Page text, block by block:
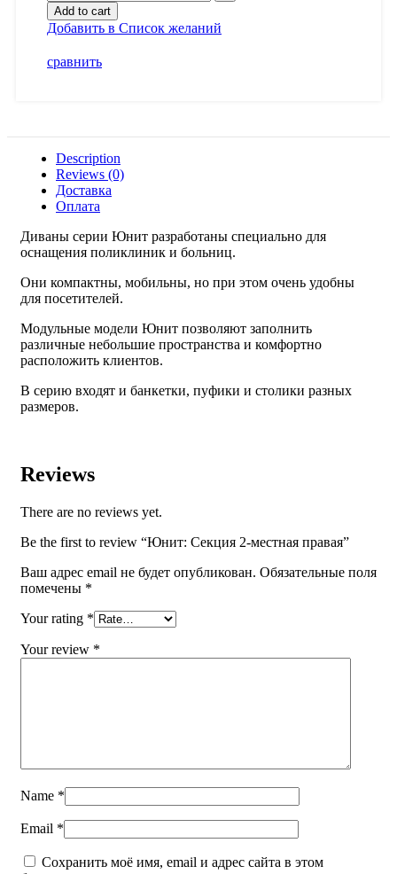
Add to cart
Добавить в Список желаний
сравнить
Description
Reviews (0)
Доставка
Оплата
Диваны серии Юнит разработаны специально для
оснащения поликлиник и больниц.
Они компактны, мобильны, но при этом очень удобны
для посетителей.
Модульные модели Юнит позволяют заполнить
различные небольшие пространства и комфортно
расположить клиентов.
В серию входят и банкетки, пуфики и столики разных
размеров.
Reviews
There are no reviews yet.
Be the first to review “Юнит: Секция 2-местная правая”
Ваш адрес email не будет опубликован. Обязательные поля
помечены *
Your rating *
Your review *
Name *
Email *
Сохранить моё имя, email и адрес сайта в этом